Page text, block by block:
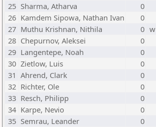
25 Sharma, Atharva 0
26 Kamdem Sipowa, Nathan Ivan 0
27 Muthu Krishnan, Nithila 0 w
28 Chepurnov, Aleksei 0
29 Langentepe, Noah 0
30 Zietlow, Luis 0
31 Ahrend, Clark 0
32 Richter, Ole 0
33 Resch, Philipp 0
34 Karpe, Nevio 0
35 Semrau, Leander 0